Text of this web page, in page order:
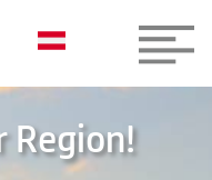
Region!